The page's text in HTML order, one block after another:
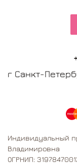
г Санкт-
Индивидуальный
Владимировна
ОГРНИП: